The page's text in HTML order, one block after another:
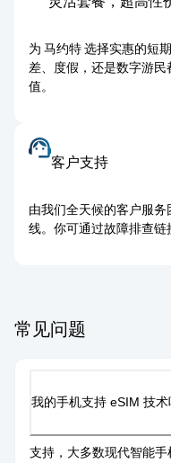
为 马约特 选择实惠的短
差、度假，还是数字游
值。
客户支持
由我们全天候的客户服
线。你可通过故障排查链
常见问题
我的手机支持 eSIM 技术
支持，大多数现代智能